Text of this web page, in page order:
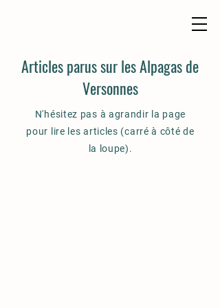
Articles parus sur les Alpagas de
Versonnes
N'hésitez pas à agrandir la page
pour lire les articles (carré à côté de
la loupe).